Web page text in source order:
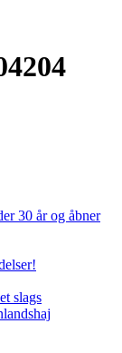
30 år og åbner
slags